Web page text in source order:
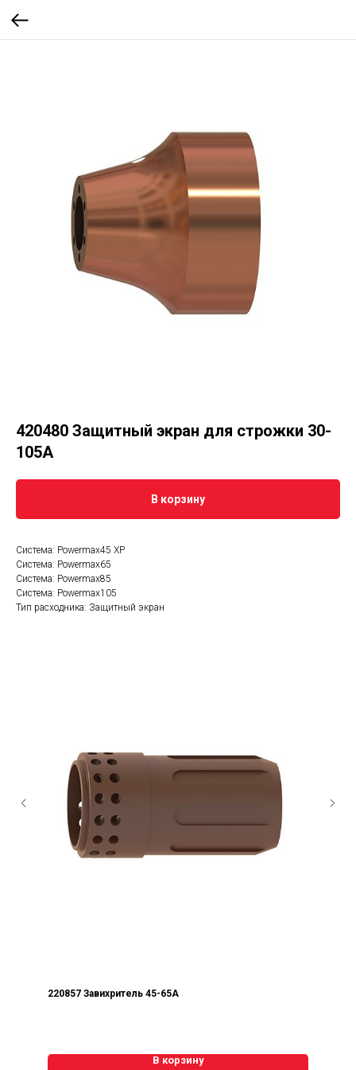
420480 Защитный экран для строжки 30-
105А
В корзину
Система: Powermax45 XP
Система: Powermax65
Система: Powermax85
Система: Powermax105
Тип расходника: Защитный экран
220857 Завихритель 45-65А
В корзину